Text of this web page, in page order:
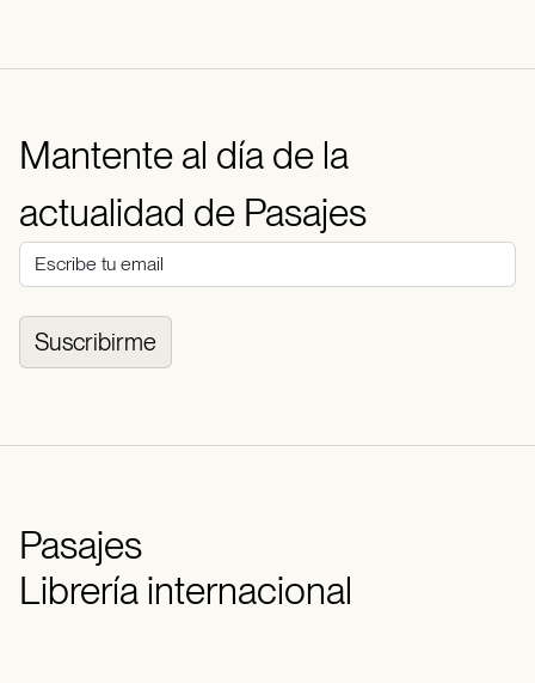
Mantente al día de la
actualidad de Pasajes
Suscribirme
Pasajes
Librería internacional